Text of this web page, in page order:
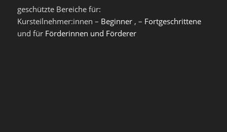
geschützte Bereiche für:
Kursteilnehmer:innen – Beginner, – Fortgeschrittene
und für Förderinnen und Förderer